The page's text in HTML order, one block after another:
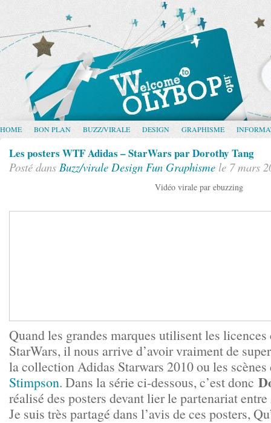
HOME BON PLAN BUZZ/VIRALE DESIGN GRAPHISME
Les posters WTF Adidas – StarWars par Dorothy Tang
Posté dans Buzz/virale Design Fun Graphisme le 7 mars
Vidéo virale par ebuzzing
Quand les grandes marques utilisent les
StarWars, il nous arrive d’avoir vraiment de
la collection Adidas Starwars 2010 ou les
Stimpson. Dans la série ci-dessous, c’est donc
réalisé des posters devant lier le partenariat
Je suis très partagé dans l’avis de ces posters,